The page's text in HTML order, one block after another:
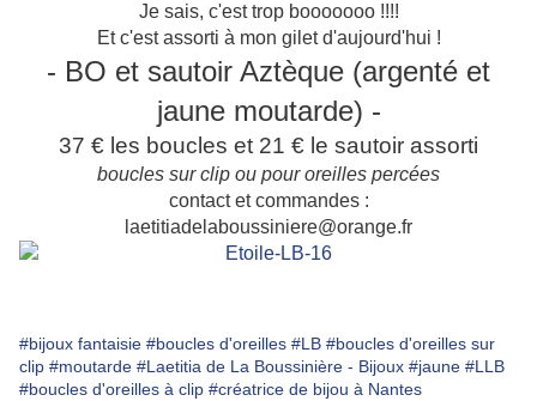
Je sais, c'est trop booooooo !!!!
Et c'est assorti à mon gilet d'aujourd'hui !
- BO et sautoir Aztèque (argenté et
jaune moutarde) -
37 € les boucles et 21 € le sautoir assorti
boucles sur clip ou pour oreilles percées
contact et commandes :
laetitiadelaboussiniere@orange.fr
#bijoux fantaisie #boucles d'oreilles #LB #boucles d'oreilles sur
clip #moutarde #Laetitia de La Boussinière - Bijoux #jaune #LLB
#boucles d'oreilles à clip #créatrice de bijou à Nantes